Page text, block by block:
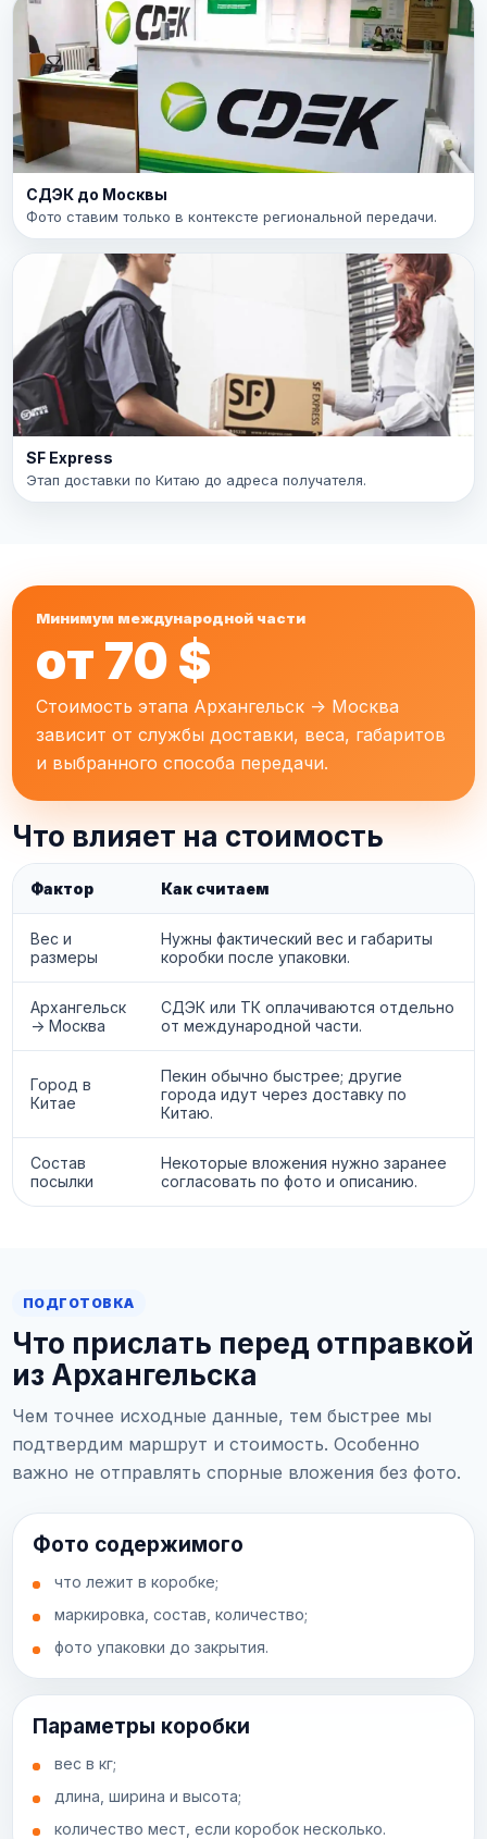
СДЭК до Москвы
Фото ставим только в контексте региональной передачи.
SF Express
Этап доставки по Китаю до адреса получателя.
Минимум международной части
от 70 $
Стоимость этапа Архангельск -> Москва
зависит от службы доставки, веса, габаритов
и выбранного способа передачи.
Что влияет на стоимость
Фактор Как считаем
Вес и
размеры
Нужны фактический вес и габариты
коробки после упаковки.
Архангельск
-> Москва
СДЭК или ТК оплачиваются отдельно
от международной части.
Город в
Китае
Пекин обычно быстрее; другие
города идут через доставку по
Китаю.
Состав
посылки
Некоторые вложения нужно заранее
согласовать по фото и описанию.
ПОДГОТОВКА
Что прислать перед отправкой
из Архангельска
Чем точнее исходные данные, тем быстрее мы
подтвердим маршрут и стоимость. Особенно
важно не отправлять спорные вложения без фото.
Фото содержимого
что лежит в коробке;
маркировка, состав, количество;
фото упаковки до закрытия.
Параметры коробки
вес в кг;
длина, ширина и высота;
количество мест, если коробок несколько.